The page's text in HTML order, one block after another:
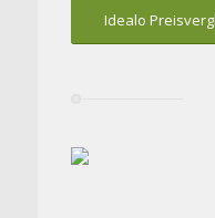
Idealo